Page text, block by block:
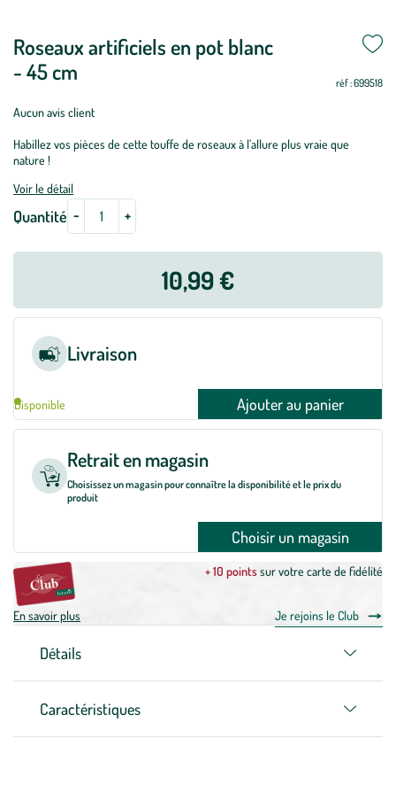
Roseaux artificiels en pot blanc
- 45 cm
réf : 699518
Aucun avis client
Habillez vos pièces de cette touffe de roseaux à l’allure plus vraie que
nature !
Voir le détail
Quantité
Mettre
-
Mettre
+
10,99 €
Livraison
Disponible Ajouter au panier
Retrait en magasin
Choisissez un magasin pour connaître la disponibilité et le prix du
produit
Choisir un magasin
+ 10 pointssur votre carte de fidélité
En savoir plus Je rejoins le Club
Détails
Caractéristiques